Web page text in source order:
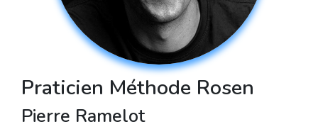
Praticien Méthode Rosen
Pierre Ramelot